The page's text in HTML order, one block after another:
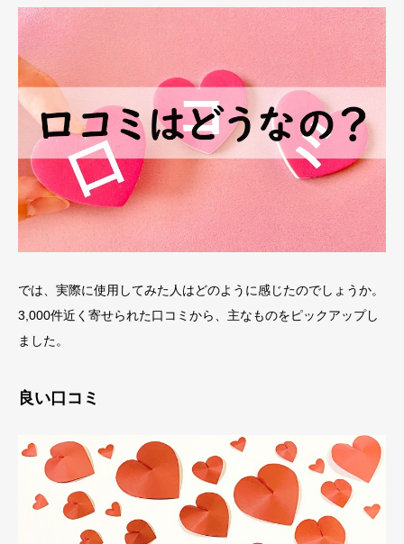
では、実際に使用してみた人はどのように感じたのでしょうか。
3,000件近く寄せられた口コミから、主なものをピックアップし
ました。
良い口コミ